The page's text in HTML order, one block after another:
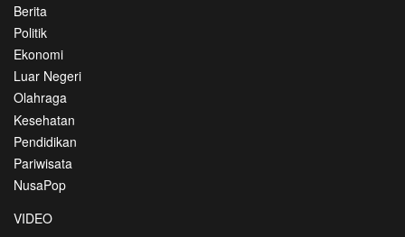
Berita
Politik
Ekonomi
Luar Negeri
Olahraga
Kesehatan
Pendidikan
Pariwisata
NusaPop
VIDEO